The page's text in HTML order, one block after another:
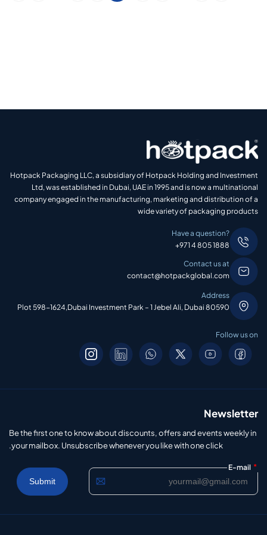
Hotpack Packaging LLC, a subsidiary of Hotpack Holding and Investment
Ltd, was established in Dubai, UAE in 1995 and is now a multinational
company engaged in the manufacturing, marketing and distribution of a
wide variety of packaging products
Have a question?
+971 4 805 1888
Contact us at
contact@hotpackglobal.com
Address
Plot 598-1624,Dubai Investment Park – 1 Jebel Ali, Dubai 80590
Follow us on
Newsletter
Be the first one to know about discounts, offers and events weekly in
your mailbox. Unsubscribe whenever you like with one click.
E-mail *